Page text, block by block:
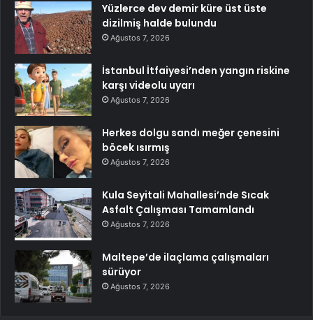
Yüzlerce dev demir küre üst üste
dizilmiş halde bulundu
Ağustos 7, 2026
İstanbul İtfaiyesi’nden yangın riskine
karşı videolu uyarı
Ağustos 7, 2026
Herkes dolgu sandı meğer çenesini
böcek ısırmış
Ağustos 7, 2026
Kula Seyitali Mahallesi’nde Sıcak
Asfalt Çalışması Tamamlandı
Ağustos 7, 2026
Maltepe’de ilaçlama çalışmaları
sürüyor
Ağustos 7, 2026